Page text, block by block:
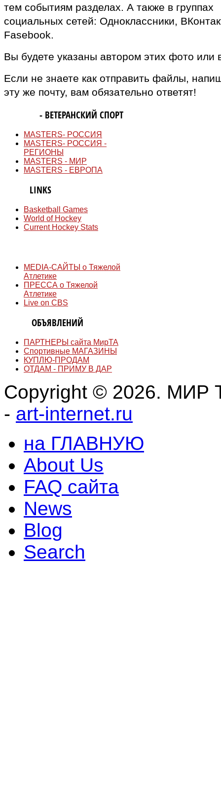
тем событиям разделах. А также в группах
социальных сетей: Одноклассники,
Fasebook.
Вы будете указаны автором этих фото или
Если не знаете как отправить файлы,
эту же почту, вам обязательно ответят!
- ВЕТЕРАНСКИЙ СПОРТ
MASTERS- РОССИЯ
MASTERS- РОССИЯ -
РЕГИОНЫ
MASTERS - МИР
MASTERS - ЕВРОПА
LINKS
Basketball Games
World of Hockey
Current Hockey Stats
MEDIA-САЙТЫ о Тяжелой
Атлетике
ПРЕССА о Тяжелой
Атлетике
Live on CBS
ОБЪЯВЛЕНИЙ
ПАРТНЕРЫ сайта МирТА
Спортивные МАГАЗИНЫ
КУПЛЮ-ПРОДАМ
ОТДАМ - ПРИМУ В ДАР
Copyright © 2026. МИР
- art-internet.ru
на ГЛАВНУЮ
About Us
FAQ сайта
News
Blog
Search